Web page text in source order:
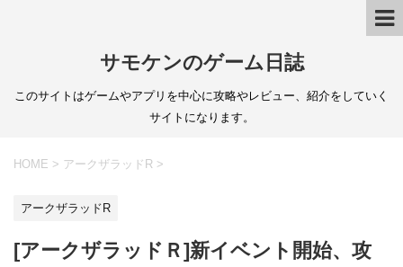
サモケンのゲーム日誌
このサイトはゲームやアプリを中心に攻略やレビュー、紹介をしていく
サイトになります。
HOME > アークザラッドR >
アークザラッドR
[アークザラッドＲ]新イベント開始、攻